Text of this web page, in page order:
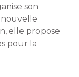
son
elle propose
pour la